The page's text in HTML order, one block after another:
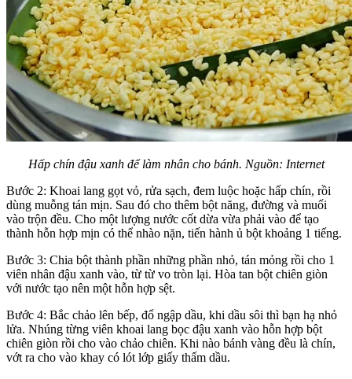
Hấp chín đậu xanh để làm nhân cho bánh. Nguồn: Internet
Bước 2: Khoai lang gọt vỏ, rửa sạch, đem luộc hoặc hấp chín, rồi
dùng muỗng tán mịn. Sau đó cho thêm bột năng, đường và muối
vào trộn đều. Cho một lượng nước cốt dừa vừa phải vào để tạo
thành hỗn hợp mịn có thể nhào nặn, tiến hành ủ bột khoảng 1 tiếng.
Bước 3: Chia bột thành phần những phần nhỏ, tán mỏng rồi cho 1
viên nhân đậu xanh vào, từ từ vo tròn lại. Hòa tan bột chiên giòn
với nước tạo nên một hỗn hợp sệt.
Bước 4: Bắc chảo lên bếp, đổ ngập dầu, khi dầu sôi thì bạn hạ nhỏ
lửa. Nhúng từng viên khoai lang bọc đậu xanh vào hỗn hợp bột
chiên giòn rồi cho vào chảo chiên. Khi nào bánh vàng đều là chín,
vớt ra cho vào khay có lót lớp giấy thấm dầu.